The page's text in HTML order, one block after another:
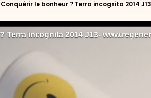
Conquérir le bonheur ? Terra incognita 2014 J13